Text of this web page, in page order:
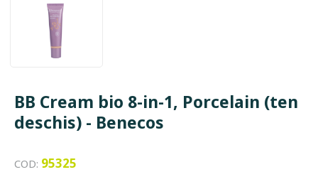
BB Cream bio 8-in-1, Porcelain (ten
deschis) - Benecos
COD: 95325